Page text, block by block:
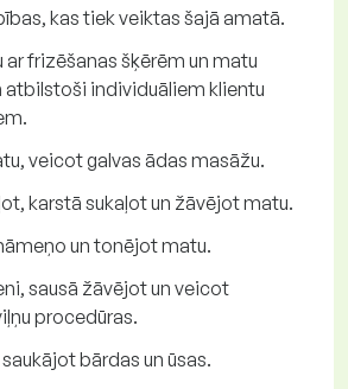
kas tiek veiktas šajā amatā.
frizēšanas šķērēm un matu
individuāliem klientu
veicot galvas ādas masāžu.
karstā sukaļot un žāvējot matu.
un tonējot matu.
sausā žāvējot un veicot
procedūras.
bārdas un ūsas.